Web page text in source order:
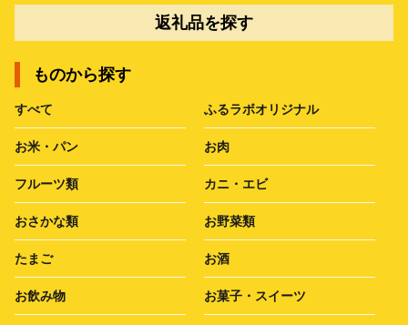
返礼品を探す
ものから探す
すべて ふるラボオリジナル
お米・パン お肉
フルーツ類 カニ・エビ
おさかな類 お野菜類
たまご お酒
お飲み物 お菓子・スイーツ